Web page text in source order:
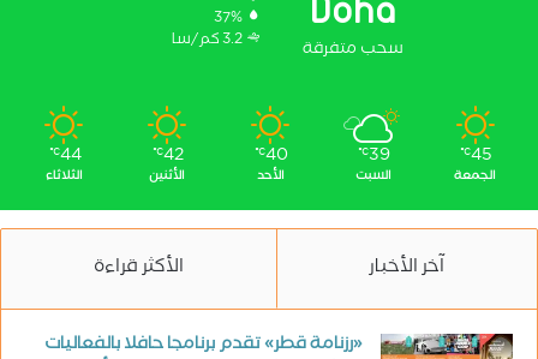
Doha
سحب متفرقة
37%
3.2 كم/سا
45
℃
الجمعة
39
℃
السبت
40
℃
الأحد
42
℃
الأثنين
44
℃
الثلاثاء
آخر الأخبار الأكثر قراءة
«رزنامة قطر» تقدم برنامجا حافلا بالفعاليات